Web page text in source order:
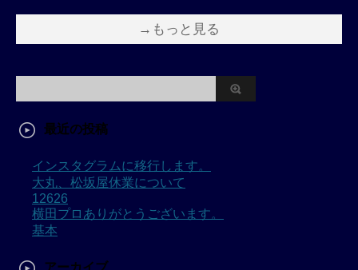
→もっと見る
最近の投稿
インスタグラムに移行します。
大丸、松坂屋休業について
12626
横田プロありがとうございます。
基本
アーカイブ